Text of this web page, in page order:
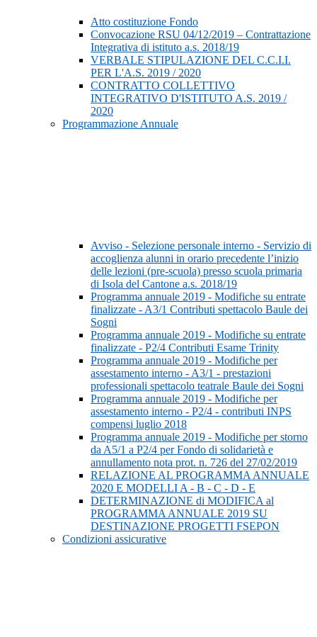
Atto costituzione Fondo
Convocazione RSU 04/12/2019 – Contrattazione
Integrativa di istituto a.s. 2018/19
VERBALE STIPULAZIONE DEL C.C.I.I.
PER L'A.S. 2019 / 2020
CONTRATTO COLLETTIVO
INTEGRATIVO D'ISTITUTO A.S. 2019 /
2020
Programmazione Annuale
Avviso - Selezione personale interno - Servizio di
accoglienza alunni in orario precedente l’inizio
delle lezioni (pre-scuola) presso scuola primaria
di Isola del Cantone a.s. 2018/19
Programma annuale 2019 - Modifiche su entrate
finalizzate - A3/1 Contributi spettacolo Baule dei
Sogni
Programma annuale 2019 - Modifiche su entrate
finalizzate - P2/4 Contributi Esame Trinity
Programma annuale 2019 - Modifiche per
assestamento interno - A3/1 - prestazioni
professionali spettacolo teatrale Baule dei Sogni
Programma annuale 2019 - Modifiche per
assestamento interno - P2/4 - contributi INPS
compensi luglio 2018
Programma annuale 2019 - Modifiche per storno
da A5/1 a P2/4 per Fondo di solidarietà e
annullamento nota prot. n. 726 del 27/02/2019
RELAZIONE AL PROGRAMMA ANNUALE
2020 E MODELLI A - B - C - D - E
DETERMINAZIONE di MODIFICA al
PROGRAMMA ANNUALE 2019 SU
DESTINAZIONE PROGETTI FSEPON
Condizioni assicurative